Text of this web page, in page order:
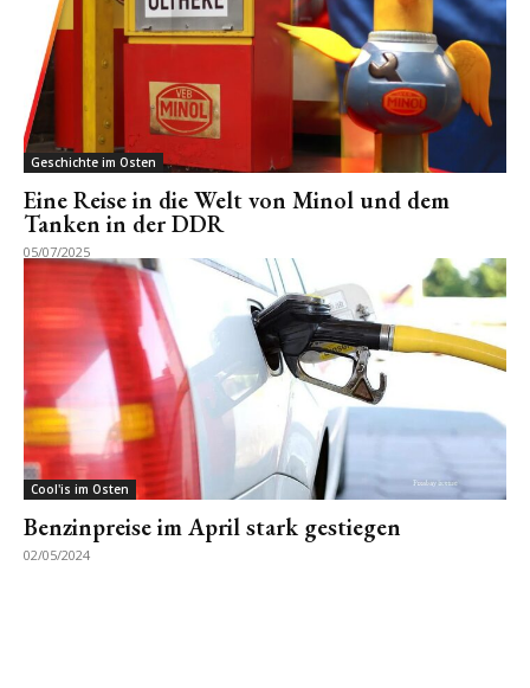
Geschichte im Osten
Eine Reise in die Welt von Minol und dem
Tanken in der DDR
05/07/2025
Cool'is im Osten
Benzinpreise im April stark gestiegen
02/05/2024